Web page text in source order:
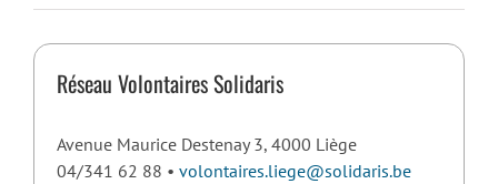
Réseau Volontaires Solidaris
Avenue Maurice Destenay 3, 4000 Liège
04/341 62 88 • volontaires.liege@solidaris.be